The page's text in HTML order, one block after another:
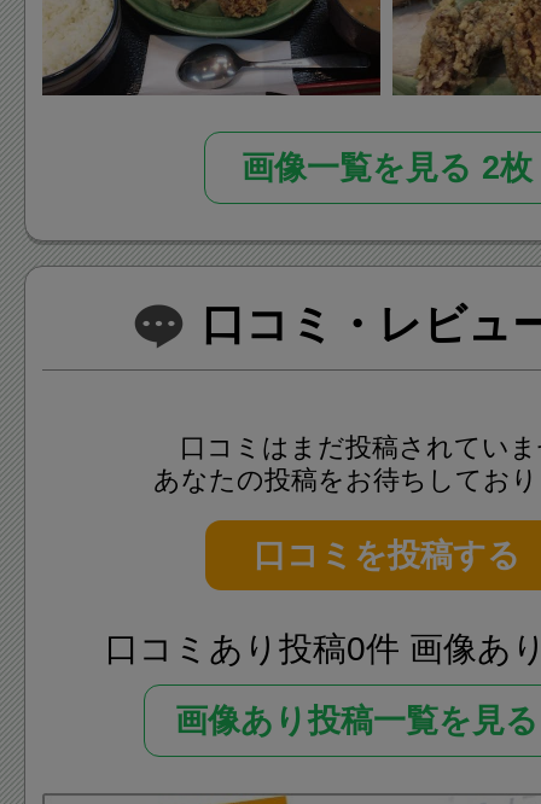
画像一覧を見る 2枚
口コミ・レビュ
口コミはまだ投稿されてい
あなたの投稿をお待ちしてお
口コミを投稿する
口コミあり投稿0件 画像あ
画像あり投稿一覧を見